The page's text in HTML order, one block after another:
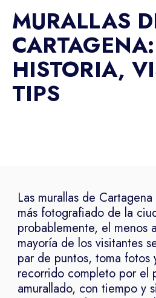
MURALLAS
CARTAGENA:
HISTORIA,
TIPS
Las murallas de
más fotografiado de la
probablemente, el menos
mayoría de los visitantes
par de puntos, toma fotos
recorrido completo por el
amurallado, con tiempo y